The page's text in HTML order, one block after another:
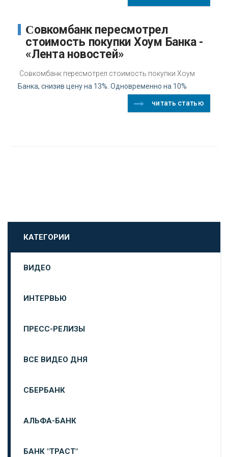
Совкомбанк пересмотрел
стоимость покупки Хоум Банка -
«Лента новостей»
Совкомбанк пересмотрел стоимость покупки Хоум
Банка, снизив цену на 13%. Одновременно на 10%
читать статью
КАТЕГОРИИ
ВИДЕО
ИНТЕРВЬЮ
ПРЕСС-РЕЛИЗЫ
ВСЕ ВИДЕО ДНЯ
СБЕРБАНК
АЛЬФА-БАНК
БАНК "ТРАСТ"